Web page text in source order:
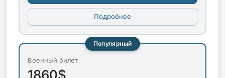
Подробнее
Популярный
Военный билет
1860$